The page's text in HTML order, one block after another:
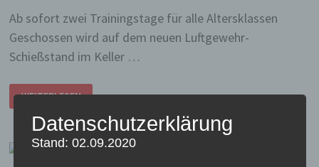
Ab sofort zwei Trainingstage für alle Altersklassen
Geschossen wird auf dem neuen Luftgewehr-
Schießstand im Keller …
UND
HABEN
UNSEREN
NEUEN
WEITERLESEN
Datenschutzerklärung
Stand: 02.09.2020